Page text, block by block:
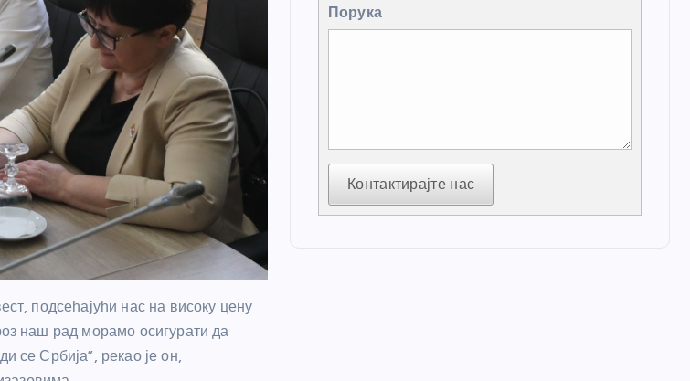
подсећајући нас на високу цену
наш рад морамо осигурати да
се Србија”, рекао је он,
Порука
Контактирајте нас